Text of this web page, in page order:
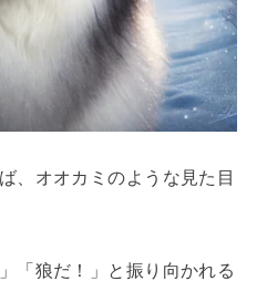
、オオカミのような見た目
「狼だ！」と振り向かれる